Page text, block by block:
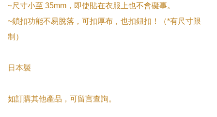
~尺寸小至 35mm，即使貼在衣服上也不會礙事。
~鎖扣功能不易脫落，可扣厚布，也扣鈕扣！（*有尺寸限
制）
日本製
如訂購其他產品，可留言查詢。